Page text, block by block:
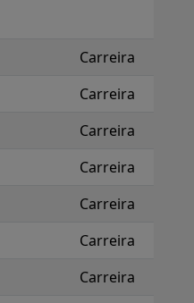
Carreira
Carreira
Carreira
Carreira
Carreira
Carreira
Carreira